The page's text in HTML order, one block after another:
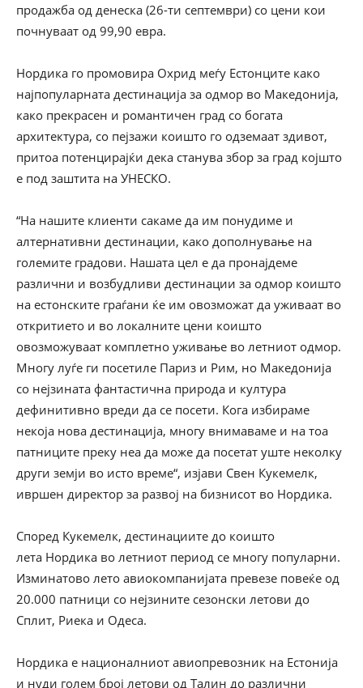
продажба од денеска (26-ти септември) со цени кои
почнуваат од 99,90 евра.
Нордика го промовира Охрид меѓу Естонците како
најпопуларната дестинација за одмор во Македонија,
како прекрасен и романтичен град со богата
архитектура, со пејзажи коишто го одземаат здивот,
притоа потенцирајќи дека станува збор за град којшто
е под заштита на УНЕСКО.
“На нашите клиенти сакаме да им понудиме и
алтернативни дестинации, како дополнување на
големите градови. Нашата цел е да пронајдеме
различни и возбудливи дестинации за одмор коишто
на естонските граѓани ќе им овозможат да уживаат во
откритието и во локалните цени коишто
овозможуваат комплетно уживање во летниот одмор.
Многу луѓе ги посетиле Париз и Рим, но Македонија
со нејзината фантастична природа и култура
дефинитивно вреди да се посети. Кога избираме
некоја нова дестинација, многу внимаваме и на тоа
патниците преку неа да може да посетат уште неколку
други земји во исто време“, изјави Свен Кукемелк,
ивршен директор за развој на бизнисот во Нордика.
Според Кукемелк, дестинациите до коишто
лета Нордика во летниот период се многу популарни.
Изминатово лето авиокомпанијата превезе повеќе од
20.000 патници со нејзините сезонски летови до
Сплит, Риека и Одеса.
Нордика е националниот авиопревозник на Естонија
и нуди голем број летови од Талин до различни